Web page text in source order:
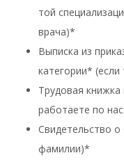
той
врача)*
Выписка из
категории*
Трудовая книжка
работаете по
Свидетельство о
фамилии)*